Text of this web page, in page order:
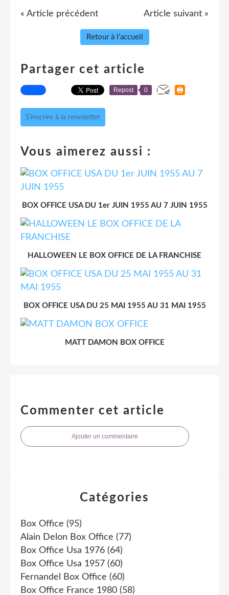
« Article précédent Article suivant »
Retour à l'accueil
Partager cet article
Repost 0
S'inscrire à la newsletter
Vous aimerez aussi :
BOX OFFICE USA DU 1er JUIN 1955 AU 7 JUIN 1955
HALLOWEEN LE BOX OFFICE DE LA FRANCHISE
BOX OFFICE USA DU 25 MAI 1955 AU 31 MAI 1955
MATT DAMON BOX OFFICE
Commenter cet article
Ajouter un commentaire
Catégories
Box Office (95)
Alain Delon Box Office (77)
Box Office Usa 1976 (64)
Box Office Usa 1957 (60)
Fernandel Box Office (60)
Box Office France 1980 (58)